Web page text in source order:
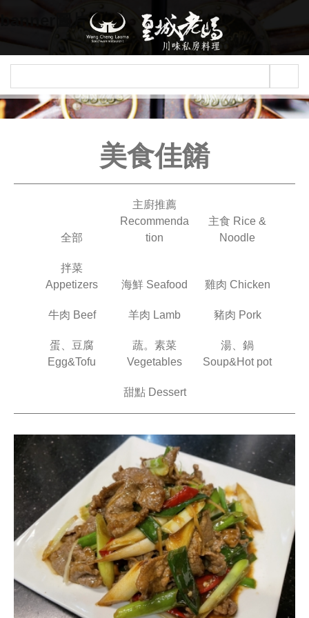
Jump to navigation
美食佳餚
全部
主廚推薦
Recommenda
tion
主食 Rice &
Noodle
拌菜
Appetizers
海鮮 Seafood 雞肉 Chicken
牛肉 Beef 羊肉 Lamb 豬肉 Pork
蛋、豆腐
Egg&Tofu
蔬。素菜
Vegetables
湯、鍋
Soup&Hot pot
甜點 Dessert